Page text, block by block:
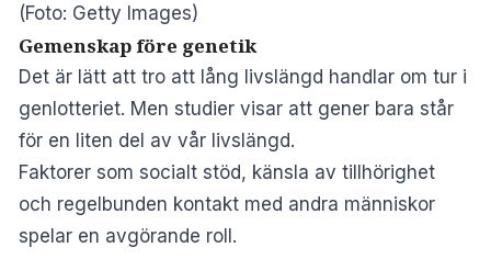
(Foto: Getty Images)
Gemenskap före genetik
Det är lätt att tro att lång livslängd handlar om tur i
genlotteriet. Men studier visar att gener bara står
för en liten del av vår livslängd.
Faktorer som socialt stöd, känsla av tillhörighet
och regelbunden kontakt med andra människor
spelar en avgörande roll.